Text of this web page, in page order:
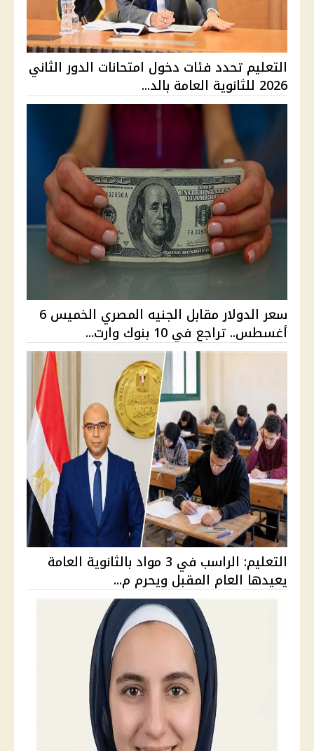
التعليم تحدد فئات دخول امتحانات الدور الثاني
2026 للثانوية العامة بالد...
سعر الدولار مقابل الجنيه المصري الخميس 6
أغسطس.. تراجع في 10 بنوك وارت...
التعليم: الراسب في 3 مواد بالثانوية العامة
يعيدها العام المقبل ويحرم م...